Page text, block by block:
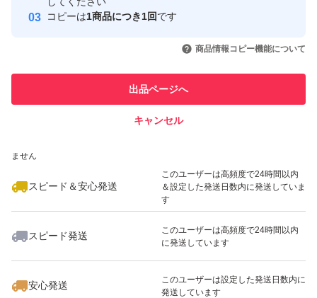
保健所へ販売及び営業許可の問い合わせをした所、
要との回答でした！
念の為こちらに掲載させて頂いております♪
・物価高の影響もあり、値引き等はできません
引を完了させた実績があります
での取引実績があります
ません
スピード＆安心発送
このユーザーは高頻度で24時間以内
＆設定した発送日数内に発送していま
す
スピード発送
このユーザーは高頻度で24時間以内
に発送しています
安心発送
このユーザーは設定した発送日数内に
発送しています
コピーは1商品につき1回です
商品情報コピー機能について
出品ページへ
キャンセル
いいね！
2,000